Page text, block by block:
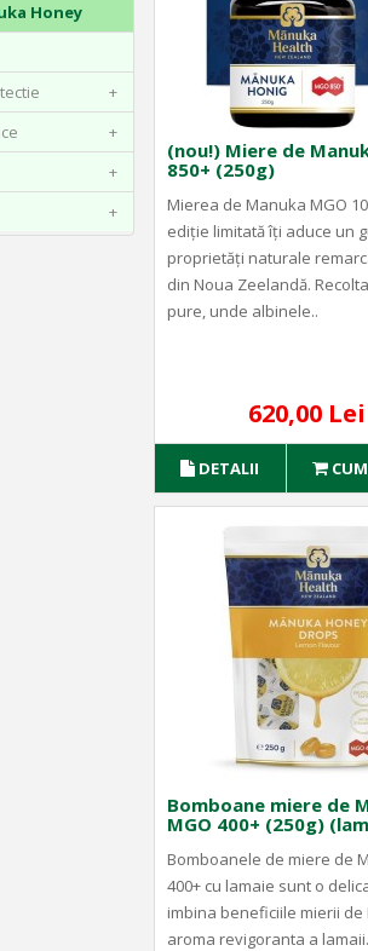
Honey
+
+
+
+
(nou!) Miere de
850+ (250g)
Mierea de Manuka MGO
ediție limitată îți aduce un
proprietăți naturale
din Noua Zeelandă.
pure, unde albinele..
620,00 Lei
DETALII
Bomboane miere de
MGO 400+ (250g)
Bomboanele de miere de
400+ cu lamaie sunt o
imbina beneficiile mierii de
aroma revigoranta a